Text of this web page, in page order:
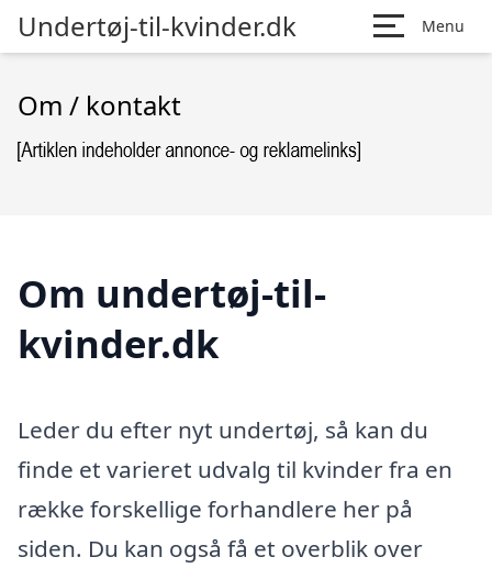
Undertøj-til-kvinder.dk Menu
Om / kontakt
Om undertøj-til-
kvinder.dk
Leder du efter nyt undertøj, så kan du
finde et varieret udvalg til kvinder fra en
række forskellige forhandlere her på
siden. Du kan også få et overblik over